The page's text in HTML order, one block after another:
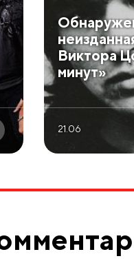
Виктора
минут»
21.06